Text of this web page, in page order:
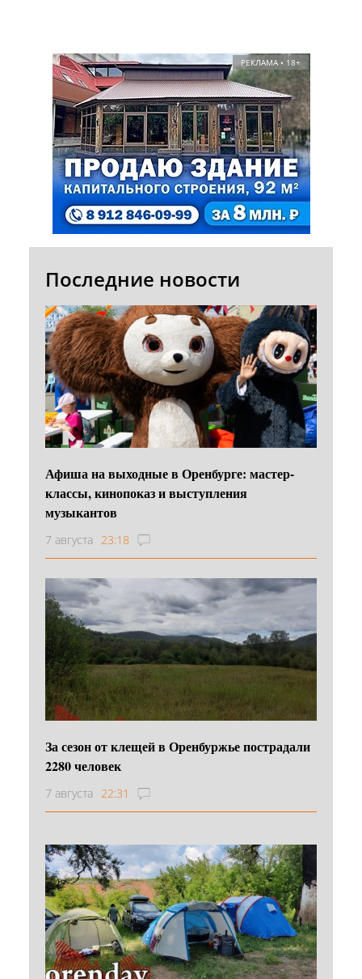
РЕКЛАМА • 18+
Последние новости
Афиша на выходные в Оренбурге: мастер-
классы, кинопоказ и выступления
музыкантов
7 августа 23:18
За сезон от клещей в Оренбуржье пострадали
2280 человек
7 августа 22:31